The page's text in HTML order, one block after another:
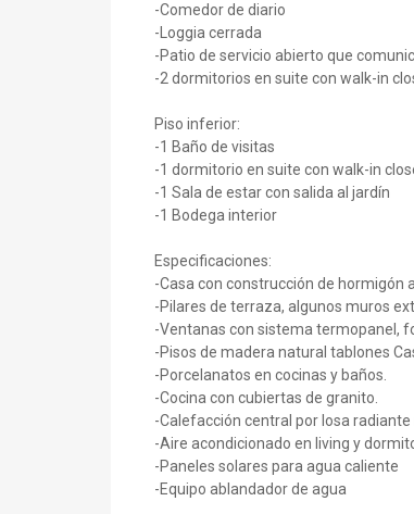
-Comedor de diario
-Loggia cerrada
-Patio de servicio abierto que
-2 dormitorios en suite con walk-in
Piso inferior:
-1 Baño de visitas
-1 dormitorio en suite con walk-in
-1 Sala de estar con salida al jardín
-1 Bodega interior
Especificaciones:
-Casa con construcción de hormigón
-Pilares de terraza, algunos muros
-Ventanas con sistema termopanel,
-Pisos de madera natural tablones
-Porcelanatos en cocinas y baños.
-Cocina con cubiertas de granito.
-Calefacción central por losa
-Aire acondicionado en living y
-Paneles solares para agua caliente
-Equipo ablandador de agua